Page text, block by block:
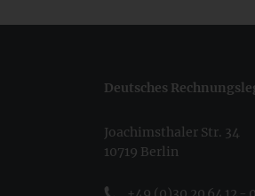
Deutsches
Joachimsthaler Str. 34
10719 Berlin